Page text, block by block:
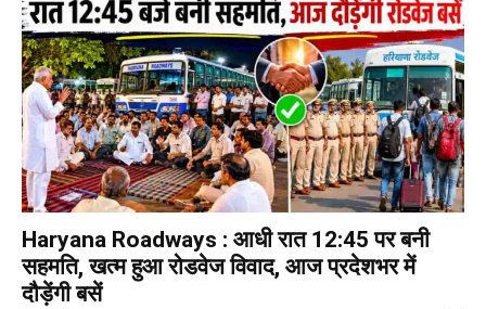
Haryana Roadways : आधी रात 12:45 पर बनी
सहमति, खत्म हुआ रोडवेज विवाद, आज प्रदेशभर में
दौड़ेंगी बसें